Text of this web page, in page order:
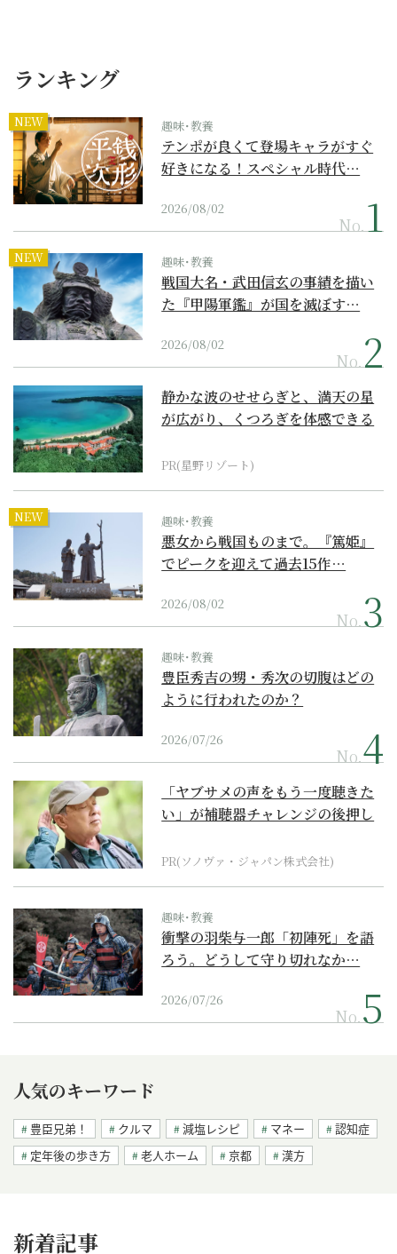
ランキング
NEW 趣味･教養
テンポが良くて登場キャラがすぐ
好きになる！スペシャル時代…
2026/08/02
No.
NEW 趣味･教養
戦国大名・武田信玄の事績を描い
た『甲陽軍鑑』が国を滅ぼす…
2026/08/02
No.
静かな波のせせらぎと、満天の星
が広がり、くつろぎを体感できる
PR(星野リゾート)
NEW 趣味･教養
悪女から戦国ものまで。『篤姫』
でピークを迎えて過去15作…
2026/08/02
No.
趣味･教養
豊臣秀吉の甥・秀次の切腹はどの
ように行われたのか？
2026/07/26
No.
「ヤブサメの声をもう一度聴きた
い」が補聴器チャレンジの後押し
PR(ソノヴァ・ジャパン株式会社)
趣味･教養
衝撃の羽柴与一郎「初陣死」を語
ろう。どうして守り切れなか…
2026/07/26
No.
人気のキーワード
豊臣兄弟！ クルマ 減塩レシピ マネー
認知症
定年後の歩き方
老人ホーム 京都 漢方
新着記事